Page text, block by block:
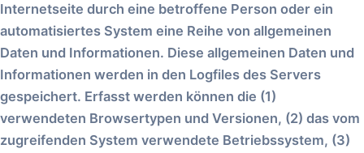
Internetseite durch eine betroffene Person oder ein
automatisiertes System eine Reihe von allgemeinen
Daten und Informationen. Diese allgemeinen Daten und
Informationen werden in den Logfiles des Servers
gespeichert. Erfasst werden können die (1)
verwendeten Browsertypen und Versionen, (2) das vom
zugreifenden System verwendete Betriebssystem, (3)